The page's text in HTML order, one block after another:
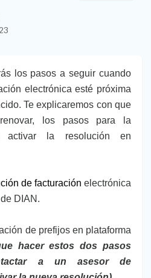
los pasos a seguir cuando
electrónica esté próxima
Te explicaremos con que
los pasos para la
activar la resolución en
de facturación electrónica
DIAN.
de prefijos en plataforma
hacer estos dos pasos
a un asesor de